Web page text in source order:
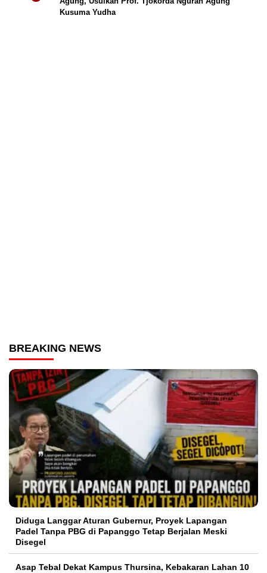
Kusuma Yudha
BREAKING NEWS
Diduga Langgar Aturan Gubernur, Proyek Lapangan
Padel Tanpa PBG di Papanggo Tetap Berjalan Meski
Disegel
Asap Tebal Dekat Kampus Thursina, Kebakaran Lahan 10